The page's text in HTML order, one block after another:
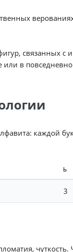
связанных
или в
каждой
Ь
3